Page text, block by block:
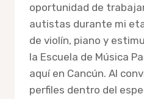
oportunidad de
autistas durante mi
de violín, piano y
la Escuela de Música
aquí en Cancún. Al
perfiles dentro del